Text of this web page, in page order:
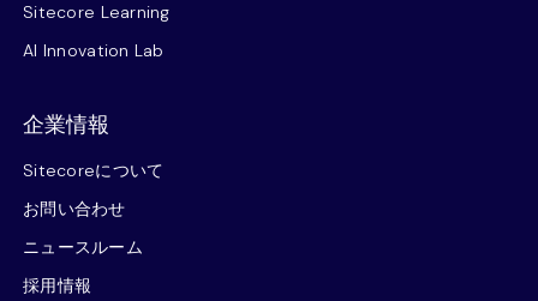
Sitecore Learning
AI Innovation Lab
企業情報
Sitecoreについて
お問い合わせ
ニュースルーム
採用情報